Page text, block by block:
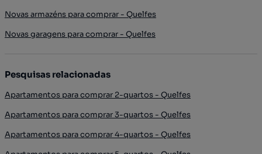
Novas armazéns para comprar - Quelfes
Novas garagens para comprar - Quelfes
Pesquisas relacionadas
Apartamentos para comprar 2-quartos - Quelfes
Apartamentos para comprar 3-quartos - Quelfes
Apartamentos para comprar 4-quartos - Quelfes